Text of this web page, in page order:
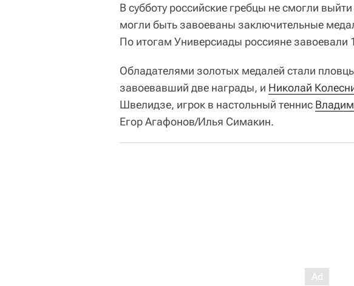
В субботу российские гребцы не смогли
могли быть завоеваны заключительные
По итогам Универсиады россияне завоевали
Обладателями золотых медалей стали
завоевавший две награды, и Николай
Швелидзе, игрок в настольный теннис
Егор Агафонов/Илья Симакин.